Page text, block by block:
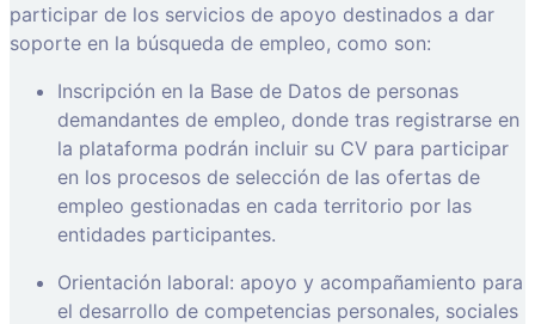
participar de los servicios de apoyo destinados a dar
soporte en la búsqueda de empleo, como son:
Inscripción en la Base de Datos de personas
demandantes de empleo, donde tras registrarse en
la plataforma podrán incluir su CV para participar
en los procesos de selección de las ofertas de
empleo gestionadas en cada territorio por las
entidades participantes.
Orientación laboral: apoyo y acompañamiento para
el desarrollo de competencias personales, sociales